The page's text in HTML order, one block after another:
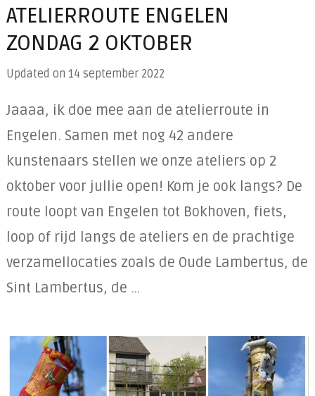
ATELIERROUTE ENGELEN
ZONDAG 2 OKTOBER
Updated on 14 september 2022
Jaaaa, ik doe mee aan de atelierroute in
Engelen. Samen met nog 42 andere
kunstenaars stellen we onze ateliers op 2
oktober voor jullie open! Kom je ook langs? De
route loopt van Engelen tot Bokhoven, fiets,
loop of rijd langs de ateliers en de prachtige
verzamellocaties zoals de Oude Lambertus, de
Sint Lambertus, de …